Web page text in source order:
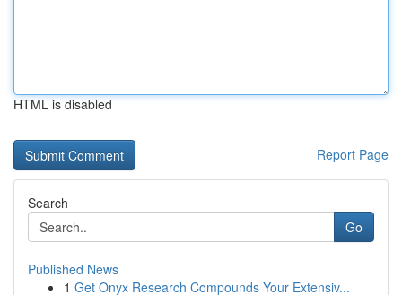
HTML is disabled
Report Page
Search
Go
Published News
1 Get Onyx Research Compounds Your Extensiv...